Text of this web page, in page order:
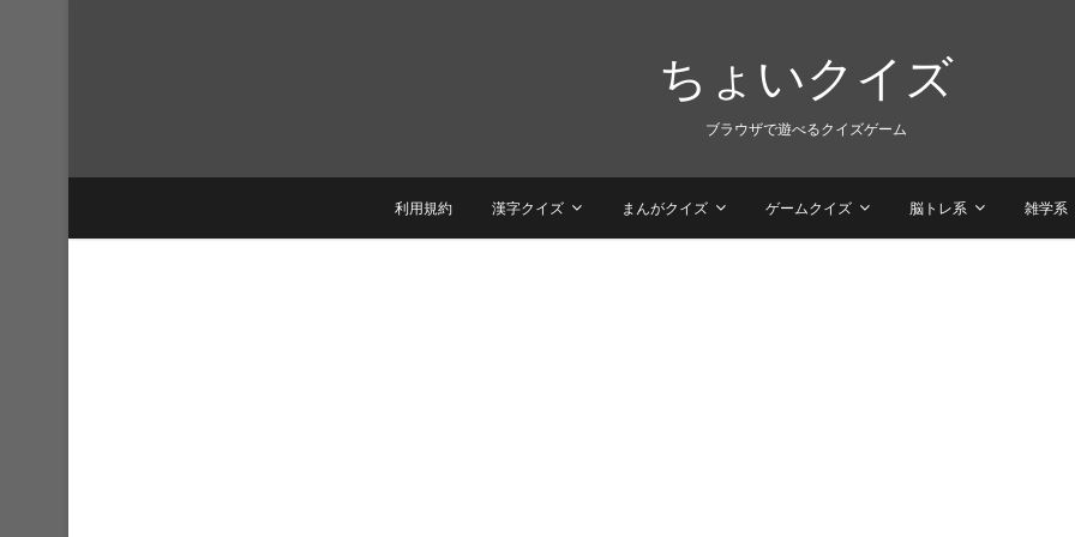
ちょいクイズ
ブラウザで遊べるクイズゲーム
利用規約 漢字クイズ まんがクイズ ゲームクイズ 脳トレ系 雑学系